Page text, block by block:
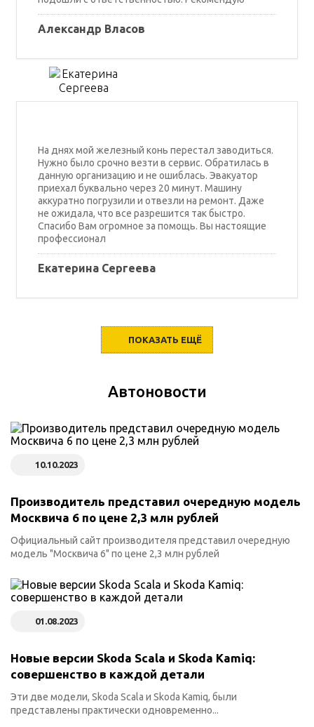
Александр Власов
На днях мой железный конь перестал заводиться.
Нужно было срочно везти в сервис. Обратилась в
данную организацию и не ошиблась. Эвакуатор
приехал буквально через 20 минут. Машину
аккуратно погрузили и отвезли на ремонт. Даже
не ожидала, что все разрешится так быстро.
Спасибо Вам огромное за помощь. Вы настоящие
профессионал
Екатерина Сергеева
ПОКАЗАТЬ ЕЩЁ
Автоновости
10.10.2023
Производитель представил очередную модель
Москвича 6 по цене 2,3 млн рублей
Официальный сайт производителя представил очередную
модель "Москвича 6" по цене 2,3 млн рублей
01.08.2023
Новые версии Skoda Scala и Skoda Kamiq:
совершенство в каждой детали
Эти две модели, Skoda Scala и Skoda Kamiq, были
представлены практически одновременно...